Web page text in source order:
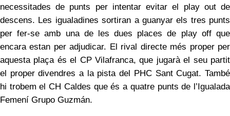
necessitades de punts per intentar evitar el play out de
descens. Les igualadines sortiran a guanyar els tres punts
per fer-se amb una de les dues places de play off que
encara estan per adjudicar. El rival directe més proper per
aquesta plaça és el CP Vilafranca, que jugarà el seu partit
el proper divendres a la pista del PHC Sant Cugat. També
hi trobem el CH Caldes que és a quatre punts de l’Igualada
Femení Grupo Guzmán.